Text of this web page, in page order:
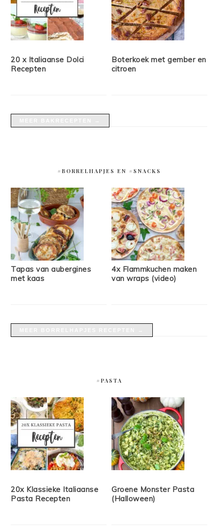
20 x Italiaanse Dolci
Recepten
Boterkoek met gember en
citroen
#BORRELHAPJES EN #SNACKS
Tapas van aubergines
met kaas
4x Flammkuchen maken
van wraps (video)
#PASTA
20x Klassieke Italiaanse
Pasta Recepten
Groene Monster Pasta
(Halloween)